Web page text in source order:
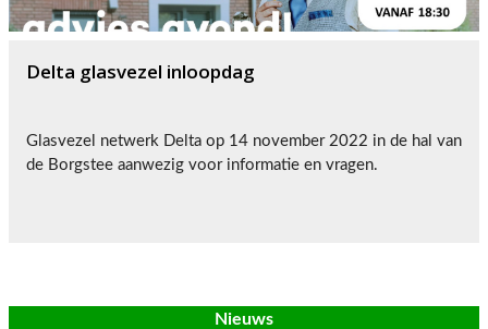
Nieuws
Delta glasvezel inloopdag
Glasvezel netwerk Delta op 14 november 2022 in de hal van
de Borgstee aanwezig voor informatie en vragen.